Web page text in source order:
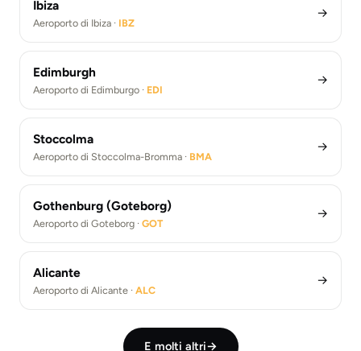
Ibiza
Aeroporto di Ibiza · IBZ
→
Edimburgh
Aeroporto di Edimburgo · EDI
→
Stoccolma
Aeroporto di Stoccolma-Bromma · BMA
→
Gothenburg (Goteborg)
Aeroporto di Goteborg · GOT
→
Alicante
Aeroporto di Alicante · ALC
→
E molti altri→